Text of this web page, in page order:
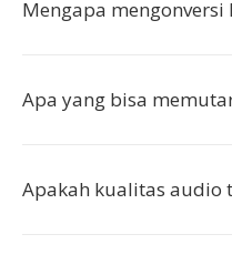
Mengapa mengonversi
Apa yang bisa
Apakah kualitas audio